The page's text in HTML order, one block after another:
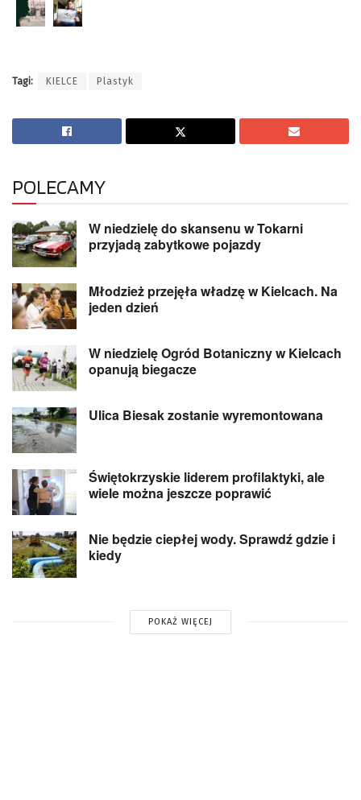
Tagi: KIELCE Plastyk
POLECAMY
W niedzielę do skansenu w Tokarni
przyjadą zabytkowe pojazdy
Młodzież przejęła władzę w Kielcach. Na
jeden dzień
W niedzielę Ogród Botaniczny w Kielcach
opanują biegacze
Ulica Biesak zostanie wyremontowana
Świętokrzyskie liderem profilaktyki, ale
wiele można jeszcze poprawić
Nie będzie ciepłej wody. Sprawdź gdzie i
kiedy
POKAŻ WIĘCEJ